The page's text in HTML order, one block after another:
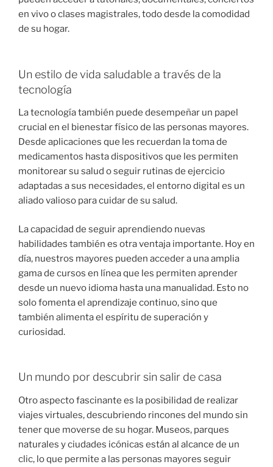
en vivo o clases magistrales, todo desde la comodidad
de su hogar.
Un estilo de vida saludable a través de la
tecnología
La tecnología también puede desempeñar un papel
crucial en el bienestar físico de las personas mayores.
Desde aplicaciones que les recuerdan la toma de
medicamentos hasta dispositivos que les permiten
monitorear su salud o seguir rutinas de ejercicio
adaptadas a sus necesidades, el entorno digital es un
aliado valioso para cuidar de su salud.
La capacidad de seguir aprendiendo nuevas
habilidades también es otra ventaja importante. Hoy en
día, nuestros mayores pueden acceder a una amplia
gama de cursos en línea que les permiten aprender
desde un nuevo idioma hasta una manualidad. Esto no
solo fomenta el aprendizaje continuo, sino que
también alimenta el espíritu de superación y
curiosidad.
Un mundo por descubrir sin salir de casa
Otro aspecto fascinante es la posibilidad de realizar
viajes virtuales, descubriendo rincones del mundo sin
tener que moverse de su hogar. Museos, parques
naturales y ciudades icónicas están al alcance de un
clic, lo que permite a las personas mayores seguir